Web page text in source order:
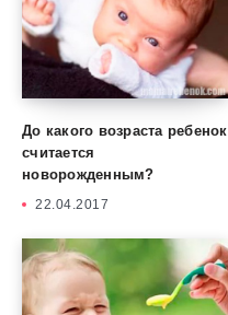
До какого возраста ребенок
считается
новорожденным?
22.04.2017